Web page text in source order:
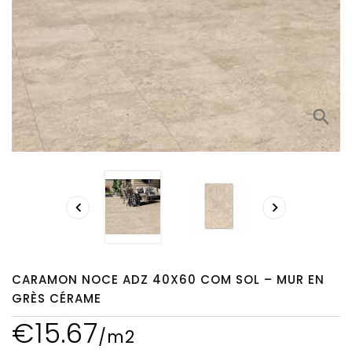
search
 
CARAMON NOCE ADZ 40X60 COM SOL – MUR EN
GRÈS CÉRAME
€15.67/m2